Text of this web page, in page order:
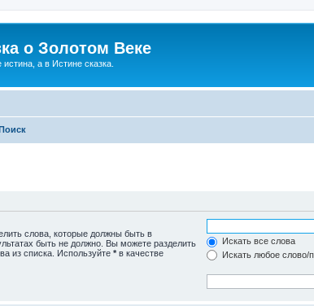
о Золотом Веке
истина, а в Истине сказка.
слова, которые должны быть в
быть не должно. Вы можете разделить
из списка. Используйте * в качестве
Искать все слова
Искать любое слово/